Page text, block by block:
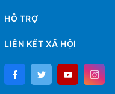
HỖ TRỢ
LIÊN KẾT XÃ HỘI